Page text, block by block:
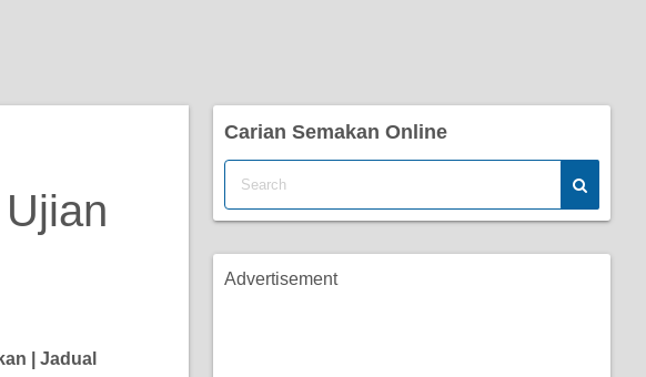
| Jadual
Carian Semakan Online
Advertisement